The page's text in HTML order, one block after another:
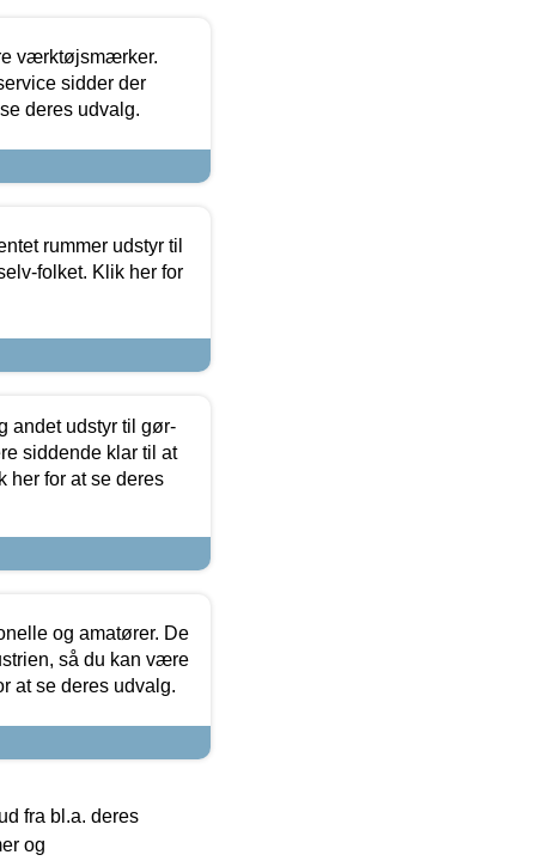
værktøjsmærker.
sidder der
deres udvalg.
rummer udstyr til
folket. Klik her for
andet udstyr til gør-
siddende klar til at
her for at se deres
og amatører. De
så du kan være
at se deres udvalg.
fra bl.a. deres
og